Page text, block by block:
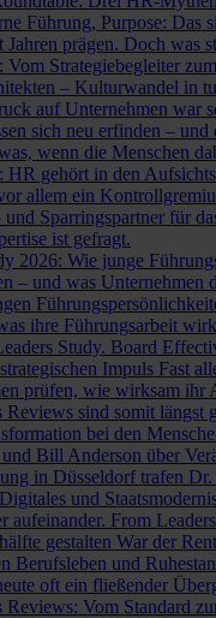
Führung, Purpose: Das
prägen. Doch was
Strategiebegleiter zum
– Kulturwandel in
auf Unternehmen war
sich neu erfinden – und
wenn die Menschen
HR gehört in den
allem ein
und Sparringspartner für
ist gefragt.
2026: Wie junge
– und was Unternehmen
ihre Führungsarbeit
Study. Board
Impuls Fast
prüfen, wie wirksam ihr
Reviews sind somit längst
bei den
Bill Anderson über
in Düsseldorf trafen
und
aufeinander. From
gestalten War der
Berufsleben und
oft ein fließender
Vom Standard